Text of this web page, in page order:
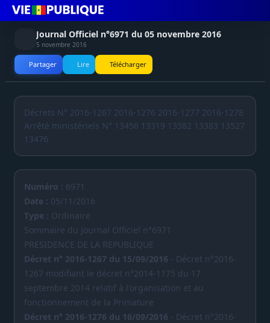
Journal Officiel n°6971 du 05 novembre 2016
5 novembre 2016
Partager Lire Télécharger
Décrets N° 2016-1267 2016-1276 2016-1277 2016-1278
Arrêté ministériels N° 13456 13319 13382 13383 13527
13476
Numéro : 6971
Date : 05/11/2016
Type : Ordinaire
Sommaire du Journal Officiel n°6971
PRESIDENCE DE LA REPUBLIQUE
Décret n° 2016-1267 du 15/09/2016 - Décret n°2016-
1267 modifiant le décret n°2014-1175 du 17
septembre 2014 relatif à l'organisation et au
fonctionnement de la Primature
Décret n° 2016-1276 du 16/09/2016 - Décret n°2016-